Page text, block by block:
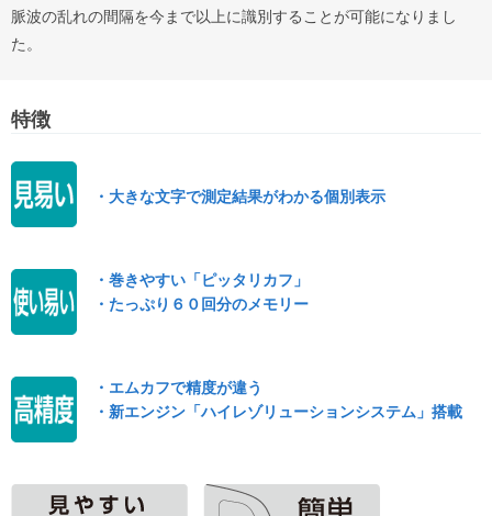
脈波の乱れの間隔を今まで以上に識別することが可能になりまし
た。
特徴
・大きな文字で測定結果がわかる個別表示
・巻きやすい「ピッタリカフ」
・たっぷり６０回分のメモリー
・エムカフで精度が違う
・新エンジン「ハイレゾリューションシステム」搭載